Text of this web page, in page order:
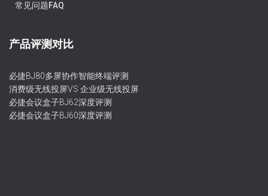
常见问题FAQ
产品评测对比
必捷BJ80多屏协作智能终端评测
消费级无线投屏VS 企业级无线投屏
必捷会议盒子BJ62深度评测
必捷会议盒子BJ60深度评测